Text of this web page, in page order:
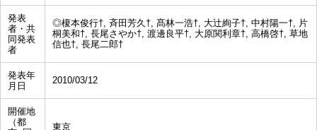
発表
者・共
同発表
者
◎榎本俊行†, 斉田芳久†, 髙林一浩†, 大辻絢子†, 中村陽一†, 片
桐美和†, 長尾さやか†, 渡邊良平†, 大原関利章†, 高橋啓†, 草地
信也†, 長尾二郎†
発表年
月日
2010/03/12
開催地
（都
東京